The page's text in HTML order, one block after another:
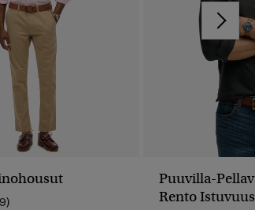
Puuvilla-
Rento Istuvuus